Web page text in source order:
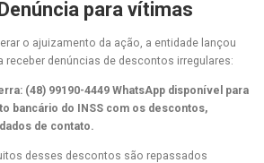
para vítimas
o ajuizamento da ação, a entidade lançou
receber denúncias de descontos irregulares:
(48) 99190-4449 WhatsApp disponível para
bancário do INSS com os descontos,
de contato.
desses descontos são repassados